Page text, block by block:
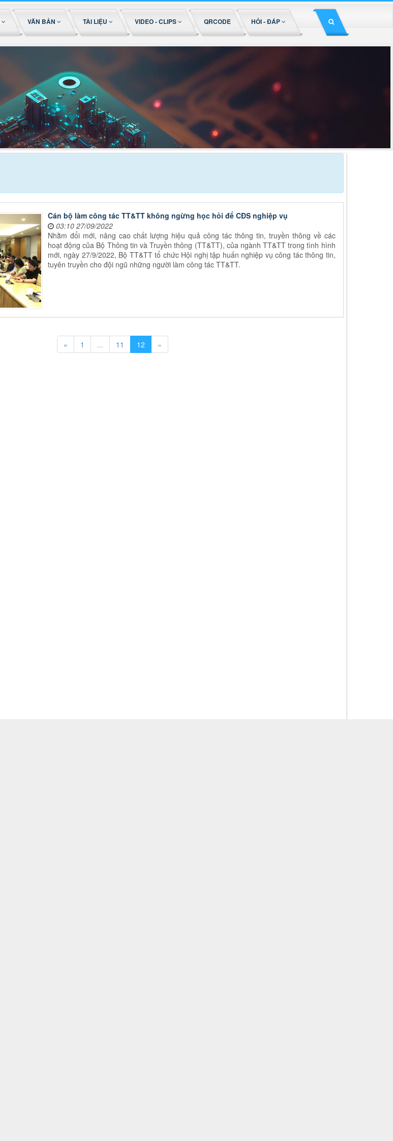
VĂN BẢN TÀI LIỆU VIDEO - CLIPS QRCODE HỎI - ĐÁP
Cán bộ làm công tác TT&TT không ngừng học hỏi để CĐS nghiệp vụ
03:10 27/09/2022
Nhằm đổi mới, nâng cao chất lượng hiệu quả công tác thông tin, truyền thông về các
hoạt động của Bộ Thông tin và Truyền thông (TT&TT), của ngành TT&TT trong tình hình
mới, ngày 27/9/2022, Bộ TT&TT tổ chức Hội nghị tập huấn nghiệp vụ công tác thông tin,
tuyên truyền cho đội ngũ những người làm công tác TT&TT.
« 1 ... 11 12 »